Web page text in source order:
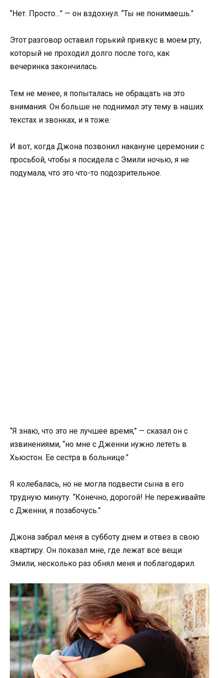
“Нет. Просто…” — он вздохнул. “Ты не понимаешь.”
Этот разговор оставил горький привкус в моем рту,
который не проходил долго после того, как
вечеринка закончилась.
Тем не менее, я попыталась не обращать на это
внимания. Он больше не поднимал эту тему в наших
текстах и звонках, и я тоже.
И вот, когда Джона позвонил накануне церемонии с
просьбой, чтобы я посидела с Эмили ночью, я не
подумала, что это что-то подозрительное.
“Я знаю, что это не лучшее время,” — сказал он с
извинениями, “но мне с Дженни нужно лететь в
Хьюстон. Ее сестра в больнице.”
Я колебалась, но не могла подвести сына в его
трудную минуту. “Конечно, дорогой! Не переживайте
с Дженни, я позабочусь.”
Джона забрал меня в субботу днем и отвез в свою
квартиру. Он показал мне, где лежат все вещи
Эмили, несколько раз обнял меня и поблагодарил.